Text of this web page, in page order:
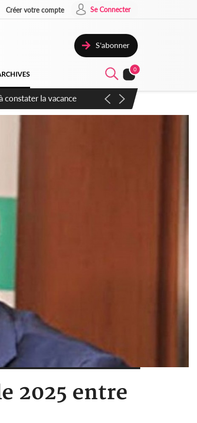
Créer votre compte Se Connecter
S'abonner
0
2025 entre